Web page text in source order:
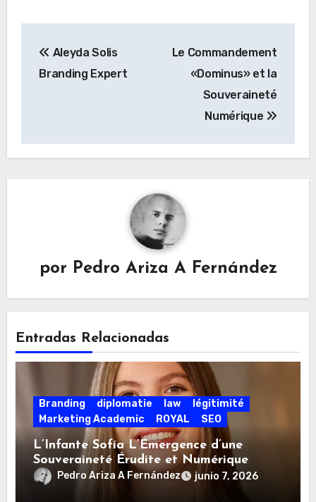
de
Aleyda Solis
Branding Expert
Le Commandement
«Dominus» et la
Souveraineté
Numérique
por Pedro Ariza A Fernández
Entradas Relacionadas
Branding diplomatie law
légitimité
Marketing Academic
ROYAL SEO
L’Infante Sofía L’Émergence d’une
Souveraineté Érudite et Numérique
Pedro Ariza A Fernández junio 7, 2026